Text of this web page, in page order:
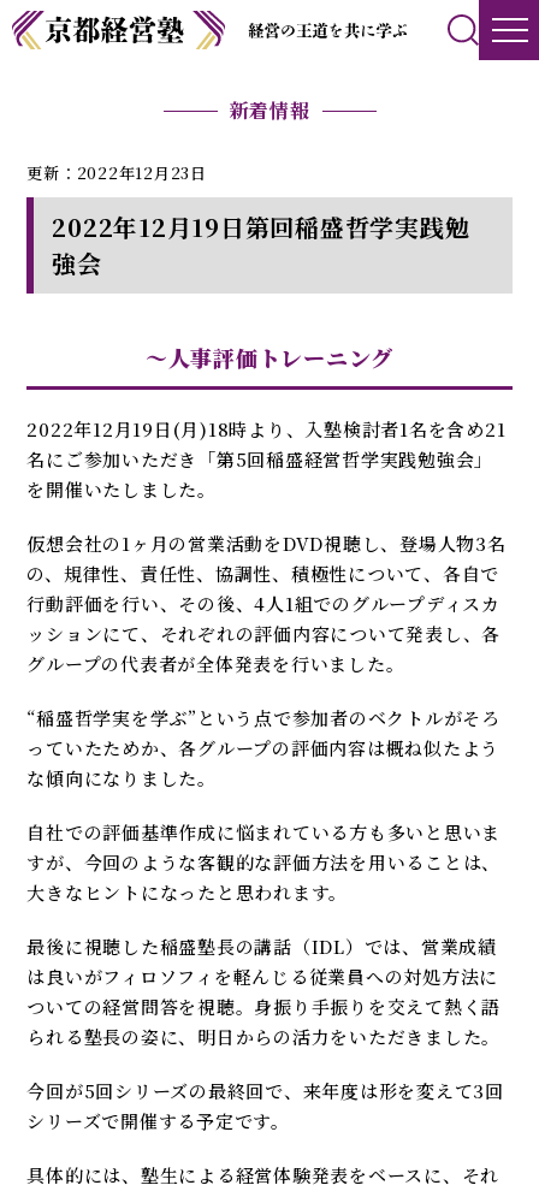
新着情報
更新：2022年12月23日
2022年12月19日第回稲盛哲学実践勉
強会
〜人事評価トレーニング
2022年12月19日(月)18時より、入塾検討者1名を含め21
名にご参加いただき「第5回稲盛経営哲学実践勉強会」
を開催いたしました。
仮想会社の1ヶ月の営業活動をDVD視聴し、登場人物3名
の、規律性、責任性、協調性、積極性について、各自で
行動評価を行い、その後、4人1組でのグループディスカ
ッションにて、それぞれの評価内容について発表し、各
グループの代表者が全体発表を行いました。
“稲盛哲学実を学ぶ”という点で参加者のベクトルがそろ
っていたためか、各グループの評価内容は概ね似たよう
な傾向になりました。
自社での評価基準作成に悩まれている方も多いと思いま
すが、今回のような客観的な評価方法を用いることは、
大きなヒントになったと思われます。
最後に視聴した稲盛塾長の講話（IDL）では、営業成績
は良いがフィロソフィを軽んじる従業員への対処方法に
ついての経営問答を視聴。身振り手振りを交えて熱く語
られる塾長の姿に、明日からの活力をいただきました。
今回が5回シリーズの最終回で、来年度は形を変えて3回
シリーズで開催する予定です。
具体的には、塾生による経営体験発表をベースに、それ